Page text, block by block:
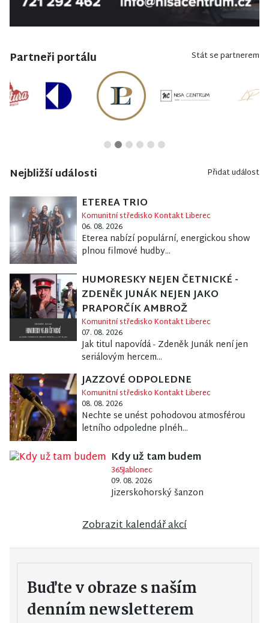
Partneři portálu Stát se partnerem
Nejbližší události Přidat událost
ETEREA TRIO
Komunitní středisko Kontakt Liberec
06. 08. 2026
Eterea nabízí populární, energickou show
plnou filmové hudby...
HUMORESKY NEJEN ČETNICKÉ -
ZDENĚK JUNÁK NEJEN JAKO
PRAPORČÍK AMBROŽ
Komunitní středisko Kontakt Liberec
07. 08. 2026
Jak titul napovídá - Zdeněk Junák není jen
seriálovým hercem...
JAZZOVÉ ODPOLEDNE
Komunitní středisko Kontakt Liberec
08. 08. 2026
Nechte se unést pohodovou atmosférou
letního odpoledne plnéh...
Kdy už tam budem
365Jablonec
09. 08. 2026
Jizerskohorský šanzon
Zobrazit kalendář akcí
Buďte v obraze s naším
denním newsletterem